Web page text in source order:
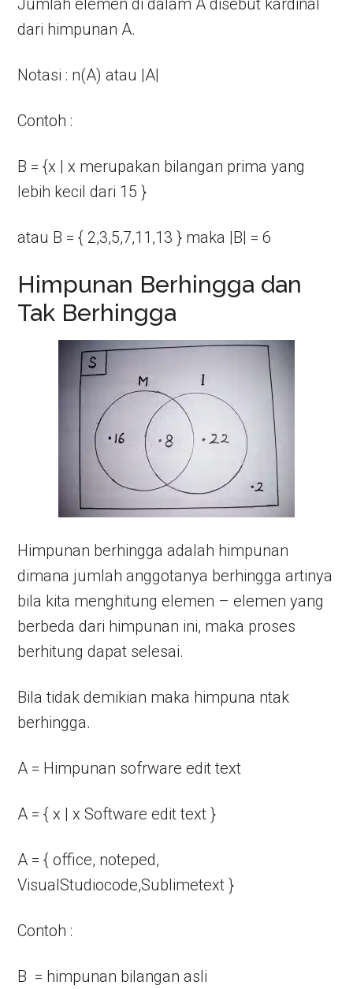
Jumlah elemen di dalam A disebut kardinal
dari himpunan A.
Notasi : n(A) atau |A|
Contoh :
B = {x | x merupakan bilangan prima yang
lebih kecil dari 15 }
atau B = { 2,3,5,7,11,13 } maka |B| = 6
Himpunan Berhingga dan
Tak Berhingga
Himpunan berhingga adalah himpunan
dimana jumlah anggotanya berhingga artinya
bila kita menghitung elemen – elemen yang
berbeda dari himpunan ini, maka proses
berhitung dapat selesai.
Bila tidak demikian maka himpuna ntak
berhingga.
A = Himpunan sofrware edit text
A = { x | x Software edit text }
A = { office, noteped,
VisualStudiocode,Sublimetext }
Contoh :
B = himpunan bilangan asli